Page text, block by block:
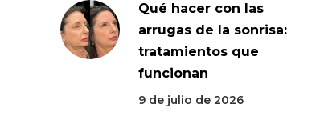
Qué hacer con las
arrugas de la sonrisa:
tratamientos que
funcionan
9 de julio de 2026